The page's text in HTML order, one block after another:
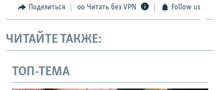
Поделиться Читать без VPN Follow us
ЧИТАЙТЕ ТАКЖЕ:
ТОП-ТЕМА